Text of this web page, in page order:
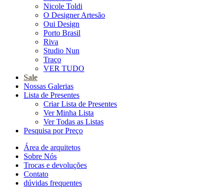
Nicole Toldi
O Designer Artesão
Oui Design
Porto Brasil
Riva
Studio Nun
Traço
VER TUDO
Sale
Nossas Galerias
Lista de Presentes
Criar Lista de Presentes
Ver Minha Lista
Ver Todas as Listas
Pesquisa por Preço
Área de arquitetos
Sobre Nós
Trocas e devoluções
Contato
dúvidas frequentes